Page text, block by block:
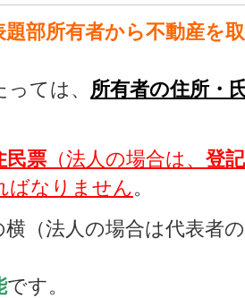
題部所有者から不動産を
ては、 所有者の住所・
民票 （法人の場合は、 登
ばなりません。
横（法人の場合は代表者
です。